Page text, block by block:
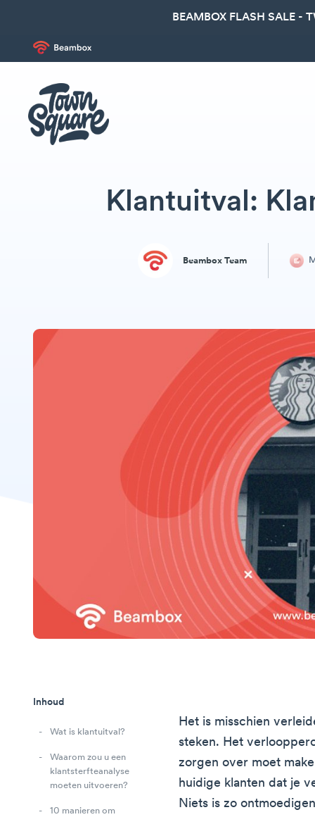
BEAMBOX FLASH SALE -
Klantuitval:
Beambox Team
Inhoud
Wat is klantuitval?
Waarom zou u een
klantsterfteanalyse
moeten uitvoeren?
10 manieren om
Het is misschien
steken. Het
zorgen over moet
huidige klanten dat je
Niets is zo